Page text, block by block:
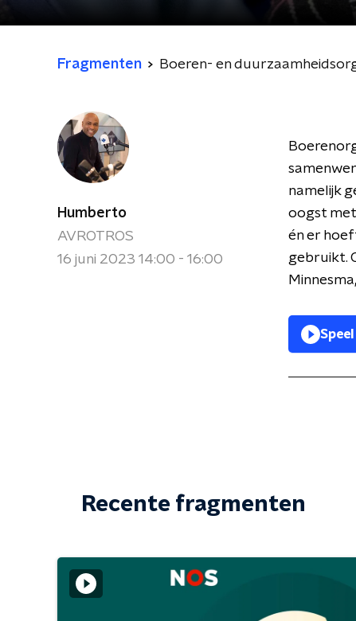
Fragmenten Boeren- en
Humberto
AVROTROS
16 juni 2023 14:00 - 16:00
namelijk
oogst met
én er
gebruikt.
Recente fragmenten